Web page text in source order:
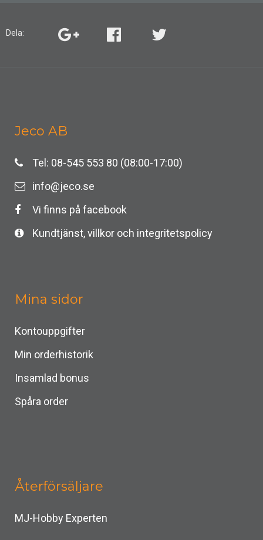
Dela:
Jeco AB
Tel: 08-545 553 80 (08:00-17:00)
info@jeco.se
Vi finns på facebook
Kundtjänst, villkor och integritetspolicy
Mina sidor
Kontouppgifter
Min orderhistorik
Insamlad bonus
Spåra order
Återförsäljare
MJ-Hobby Experten